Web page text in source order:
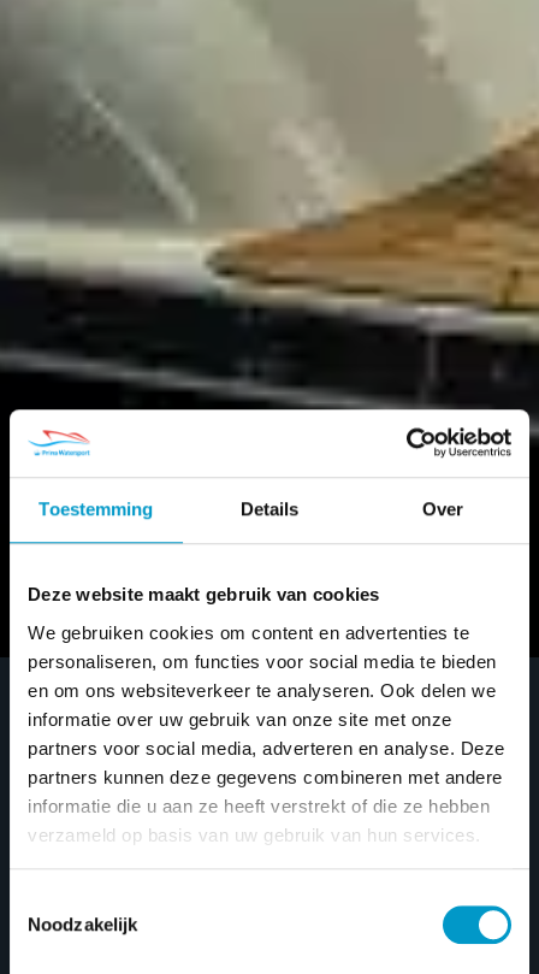
Toestemming Details Over
Deze website maakt gebruik van cookies
We gebruiken cookies om content en advertenties te
personaliseren, om functies voor social media te bieden
en om ons websiteverkeer te analyseren. Ook delen we
informatie over uw gebruik van onze site met onze
partners voor social media, adverteren en analyse. Deze
partners kunnen deze gegevens combineren met andere
informatie die u aan ze heeft verstrekt of die ze hebben
verzameld op basis van uw gebruik van hun services.
Noodzakelijk
MASTERS EXPO 2023
– 7 t/m 11 DECEMBER